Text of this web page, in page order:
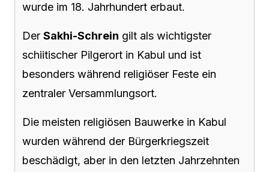
wurde im 18. Jahrhundert erbaut.
Der Sakhi-Schrein gilt als wichtigster
schiitischer Pilgerort in Kabul und ist
besonders während religiöser Feste ein
zentraler Versammlungsort.
Die meisten religiösen Bauwerke in Kabul
wurden während der Bürgerkriegszeit
beschädigt, aber in den letzten Jahrzehnten